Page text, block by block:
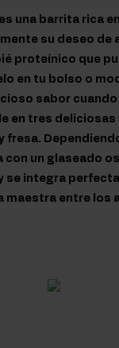
una barrita rica
su deseo de
proteínico que
en tu bolso o
sabor
en tres deliciosas
fresa.
con un glaseado
se integra
maestra entre los